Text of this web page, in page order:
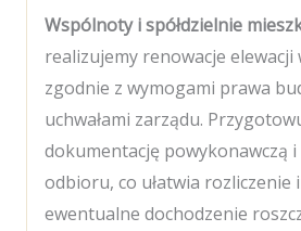
Wspólnoty i spółdzielnie
realizujemy renowacje elewacji
zgodnie z wymogami prawa
uchwałami zarządu.
dokumentację powykonawczą
odbioru, co ułatwia rozliczenie
ewentualne dochodzenie